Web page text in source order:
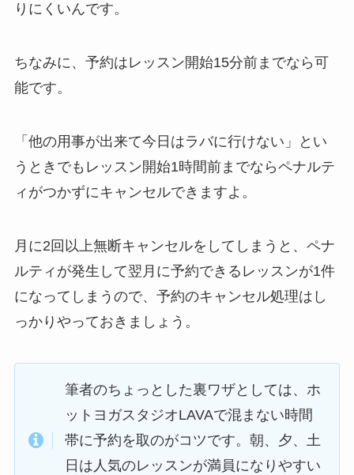
りにくいんです。
ちなみに、予約はレッスン開始15分前までなら可
能です。
「他の用事が出来て今日はラバに行けない」
とい
うときでもレッスン開始1時間前までならペナルテ
ィがつかずにキャンセルできますよ。
月に2回以上無断キャンセルをしてしまうと、ペナ
ルティが発生して翌月に予約できるレッスンが1件
になってしまうので、予約のキャンセル処理はし
っかりやっておきましょう。
筆者のちょっとした裏ワザとしては、ホ
ットヨガスタジオLAVAで混まない時間
帯に予約を取のがコツです。朝、夕、土
日は人気のレッスンが満員になりやすい